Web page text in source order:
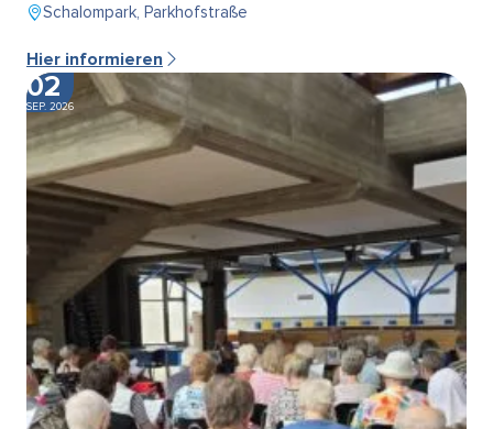
Schalompark, Parkhofstraße
Hier informieren
02
SEP. 2026